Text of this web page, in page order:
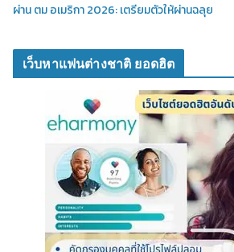
ผ่าน ตม อเมริกา 2026: เตรียมตัวให้ผ่านฉลุย
เว็บหาแฟนต่างชาติ ยอดฮิต